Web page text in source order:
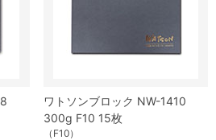
ワトソンブロック NW-1410
300g F10 15枚
（F10）